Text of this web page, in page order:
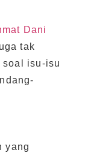
Dani
tak
soal isu-isu
yang